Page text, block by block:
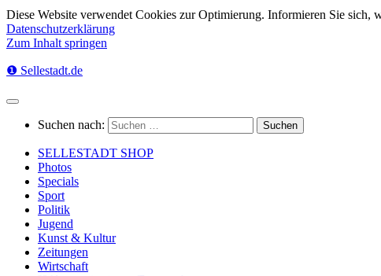
Diese Website verwendet Cookies zur Optimierung. Informieren Sie
Datenschutzerklärung
Zum Inhalt springen
❶ Sellestadt.de
Suchen nach:
SELLESTADT SHOP
Photos
Specials
Sport
Politik
Jugend
Kunst & Kultur
Zeitungen
Wirtschaft